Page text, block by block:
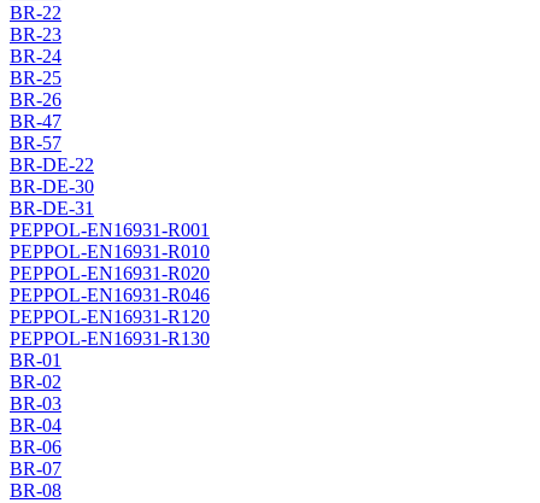
BR-22
BR-23
BR-24
BR-25
BR-26
BR-47
BR-57
BR-DE-22
BR-DE-30
BR-DE-31
PEPPOL-EN16931-R001
PEPPOL-EN16931-R010
PEPPOL-EN16931-R020
PEPPOL-EN16931-R046
PEPPOL-EN16931-R120
PEPPOL-EN16931-R130
BR-01
BR-02
BR-03
BR-04
BR-06
BR-07
BR-08